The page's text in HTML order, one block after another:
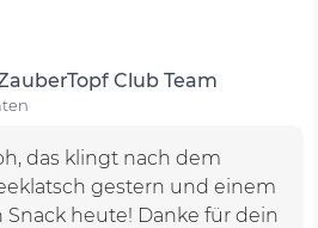
Club Team
das klingt nach dem
gestern und einem
Snack heute! Danke für dein